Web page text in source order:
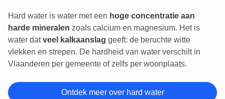
Hard water is water met een hoge concentratie aan
harde mineralen zoals calcium en magnesium. Het is
water datveel kalkaanslag geeft: de beruchte witte
vlekken en strepen. De hardheid van water verschilt in
Vlaanderen per gemeente of zelfs per woonplaats.
Ontdek meer over hard water